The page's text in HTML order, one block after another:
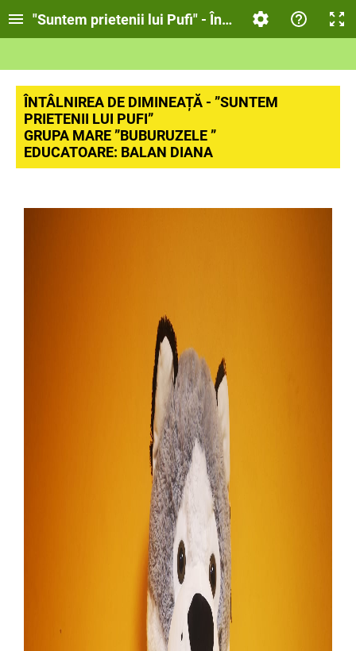
"Suntem prietenii lui Pufi" - Întâlnirea de
ÎNTÂLNIREA DE DIMINEAȚĂ - ”SUNTEM
PRIETENII LUI PUFI”
GRUPA MARE ”BUBURUZELE ”
EDUCATOARE: BALAN DIANA